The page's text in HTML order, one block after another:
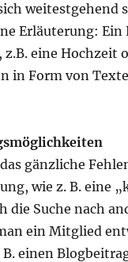
weitestgehend
Erläuterung: Ein
eine Hochzeit
in Form von
gänzliche
wie z. B. eine
die Suche nach
ein Mitglied
einen